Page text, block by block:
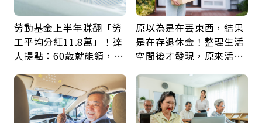
勞動基金上半年賺翻「勞
工平均分紅11.8萬」！達
人提點：60歲就能領，重
原以為是在丟東西，結果
是在存退休金！整理生活
空間後才發現，原來活得